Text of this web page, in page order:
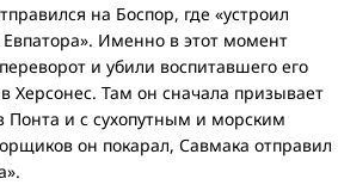
на Боспор, где «устроил
Именно в этот момент
и убили воспитавшего его
Там он сначала призывает
Понта и с сухопутным и морским
он покарал, Савмака отправил